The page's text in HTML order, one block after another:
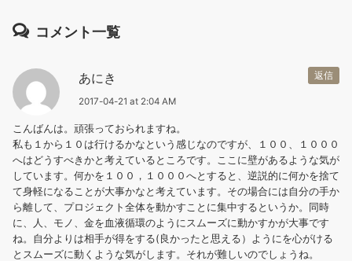
コメント一覧
返信
あにき
2017-04-21 at 2:04 AM
こんばんは。頑張っておられますね。
私も１から１０は行けるかなという感じなのですが、１００、１０００
へはどうすべきかと考えているところです。ここに壁があるような気が
しています。何かを１００，１０００へとすると、逆説的に何かを捨て
て身軽になることが大事かなと考えています。その場合には自分の手か
ら離して、プロジェクト全体を動かすことに集中するというか。同時
に、人、モノ、金を血液循環のようにスムーズに動かすかが大事です
ね。自分よりは相手が得をする(良かったと思える）ようにを心がける
とスムーズに動くような気がします。それが難しいのでしょうね。